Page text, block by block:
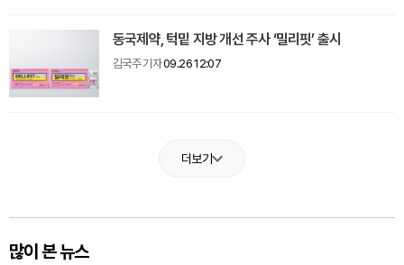
동국제약, 턱밑 지방 개선 주사 ‘밀리핏’ 출시
김국주 기자09.26 12:07
더보기
많이 본 뉴스